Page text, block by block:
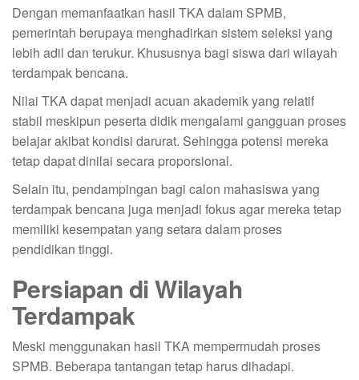
Dengan memanfaatkan hasil TKA dalam SPMB,
pemerintah berupaya menghadirkan sistem seleksi yang
lebih adil dan terukur. Khususnya bagi siswa dari wilayah
terdampak bencana.
Nilai TKA dapat menjadi acuan akademik yang relatif
stabil meskipun peserta didik mengalami gangguan proses
belajar akibat kondisi darurat. Sehingga potensi mereka
tetap dapat dinilai secara proporsional.
Selain itu, pendampingan bagi calon mahasiswa yang
terdampak bencana juga menjadi fokus agar mereka tetap
memiliki kesempatan yang setara dalam proses
pendidikan tinggi.
Persiapan di Wilayah
Terdampak
Meski menggunakan hasil TKA mempermudah proses
SPMB. Beberapa tantangan tetap harus dihadapi.